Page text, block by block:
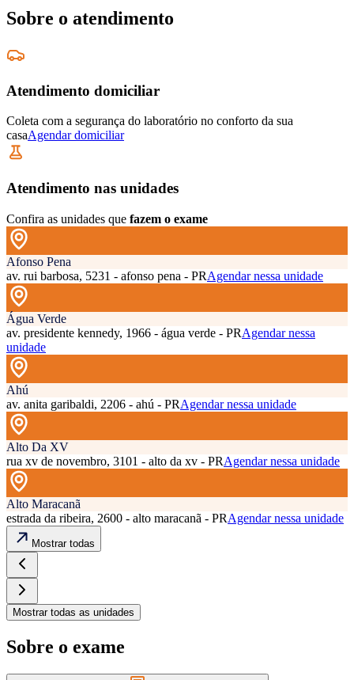
Sobre o atendimento
Atendimento domiciliar
Coleta com a segurança do laboratório no conforto da sua
casaAgendar domiciliar
Atendimento nas unidades
Confira as unidades que fazem o exame
Afonso Pena
av. rui barbosa, 5231 - afonso pena - PRAgendar nessa unidade
Água Verde
av. presidente kennedy, 1966 - água verde - PRAgendar nessa
unidade
Ahú
av. anita garibaldi, 2206 - ahú - PRAgendar nessa unidade
Alto Da XV
rua xv de novembro, 3101 - alto da xv - PRAgendar nessa unidade
Alto Maracanã
estrada da ribeira, 2600 - alto maracanã - PRAgendar nessa unidade
Mostrar todas
Mostrar todas as unidades
Sobre o exame